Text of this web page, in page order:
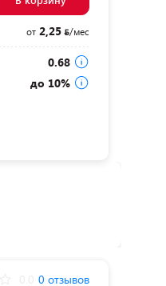
от2,25 /мес
0.68
до 10%
0 отзывов